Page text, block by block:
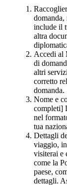
domanda,
include il
altra
Accedi al
di
altri
corretto
domanda.
Nome e
completi]
nel
tua
Dettagli
viaggio,
visiterai e
come la
paese,
dettagli.